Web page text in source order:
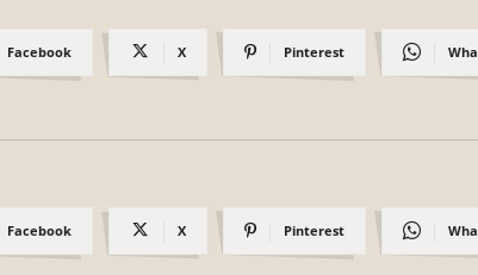
Facebook X Pinterest
Facebook X Pinterest